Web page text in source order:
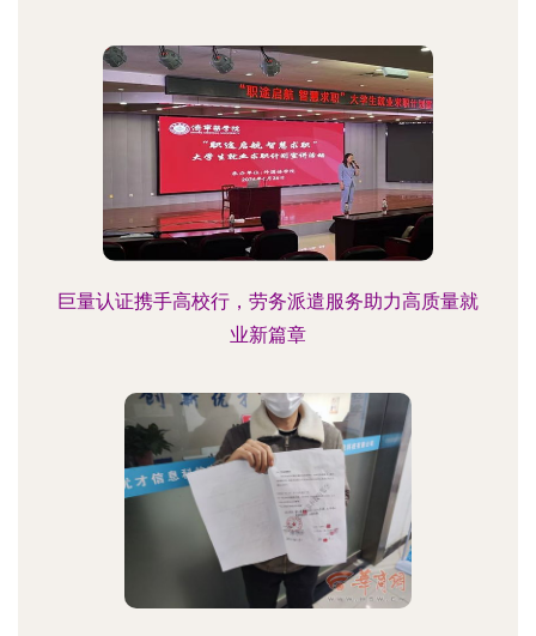
巨量认证携手高校行，劳务派遣服务助力高质量就
业新篇章